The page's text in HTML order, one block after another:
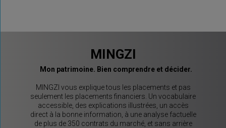
MINGZI
Mon patrimoine. Bien comprendre et décider.
MINGZI vous explique tous les placements et pas
seulement les placements financiers. Un vocabulaire
accessible, des explications illustrées, un accès
direct à la bonne information, à une analyse factuelle
de plus de 350 contrats du marché, et sans arrière